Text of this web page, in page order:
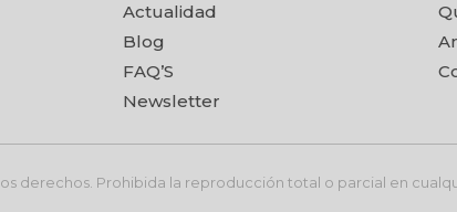
Actualidad
Blog
FAQ’S
Newsletter
derechos. Prohibida la reproducción total o parcial en